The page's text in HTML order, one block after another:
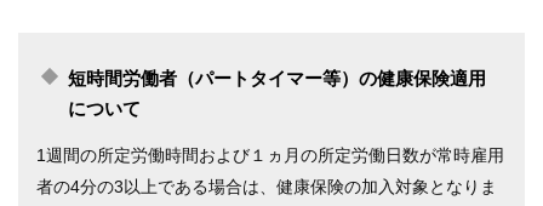
短時間労働者（パートタイマー等）の健康保険適用
について
1週間の所定労働時間および１ヵ月の所定労働日数が常時雇用
者の4分の3以上である場合は、健康保険の加入対象となりま